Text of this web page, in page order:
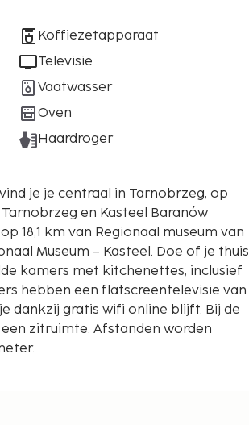
Koffiezetapparaat
Televisie
Vaatwasser
Oven
Haardroger
je je centraal in Tarnobrzeg, op
en Kasteel Baranów
Museum – Kasteel. Doe of je thuis
kamers met kitchenettes, inclusief
hebben een flatscreentelevisie van
dankzij gratis wifi online blijft. Bij de
zitruimte. Afstanden worden